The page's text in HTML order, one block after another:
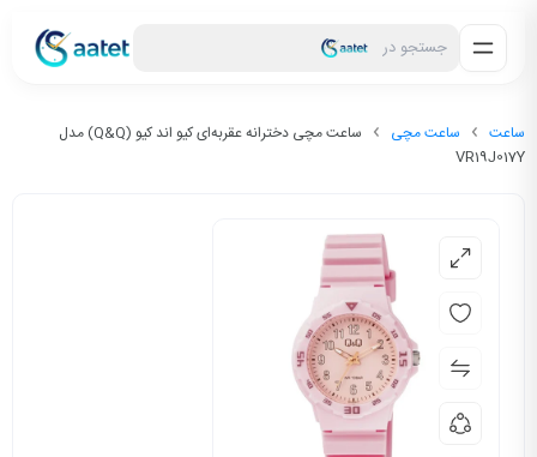
جستجو در
ساعت ساعت مچی
ساعت مچی دخترانه عقربه‌ای کیو اند کیو (Q&Q) مدل
VR19J017Y